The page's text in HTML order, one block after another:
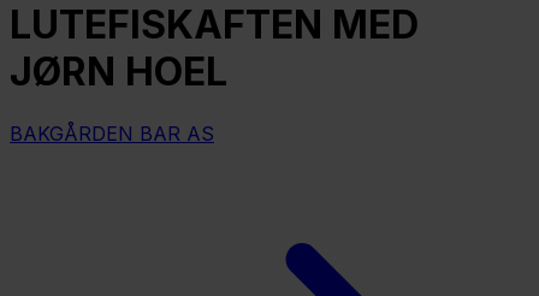
LUTEFISKAFTEN MED
JØRN HOEL
BAKGÅRDEN BAR AS